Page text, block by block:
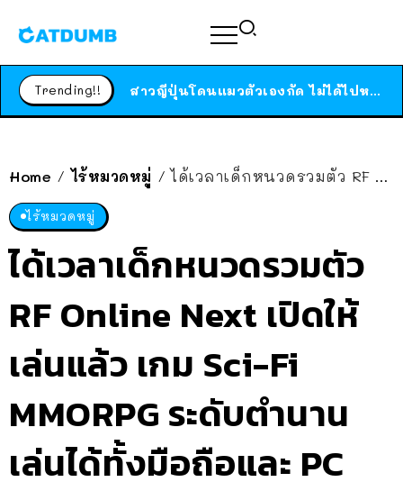
Trending!! ได้เวลาเด็กหนวดรวมตัว RF Online Next เปิดให้เล่นแล้ว เกม Sci-Fi MMORPG ระดับตำนาน เล่นได้ทั้งมือถือและ PC
Home / ไร้หมวดหมู่ / ได้เวลาเด็กหนวดรวมตัว RF Online Next เปิดให้เล่นแล้ว เกม Sci-Fi MMORPG ระดับตำนาน เล่นได้ทั้งมือถือและ PC
ไร้หมวดหมู่
ได้เวลาเด็กหนวดรวมตัว
RF Online Next เปิดให้
เล่นแล้ว เกม Sci-Fi
MMORPG ระดับตำนาน
เล่นได้ทั้งมือถือและ PC